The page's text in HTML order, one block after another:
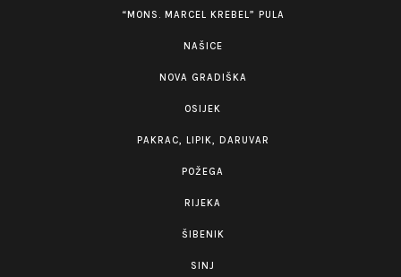
“MONS. MARCEL KREBEL” PULA
NAŠICE
NOVA GRADIŠKA
OSIJEK
PAKRAC, LIPIK, DARUVAR
POŽEGA
RIJEKA
ŠIBENIK
SINJ